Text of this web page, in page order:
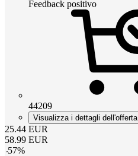
Feedback positivo
44209
Visualizza i dettagli dell'offerta
25.44 EUR
58.99 EUR
-57%